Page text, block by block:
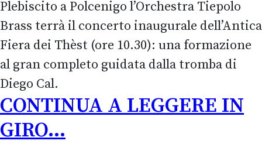
Plebiscito a Polcenigo l’Orchestra Tiepolo
Brass terrà il concerto inaugurale dell’Antica
Fiera dei Thèst (ore 10.30): una formazione
al gran completo guidata dalla tromba di
Diego Cal.
CONTINUA A LEGGERE IN
GIRO...